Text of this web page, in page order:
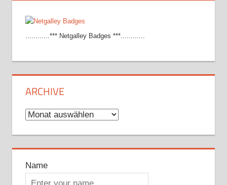
............*** Netgalley Badges ***............
ARCHIVE
Archive
Name